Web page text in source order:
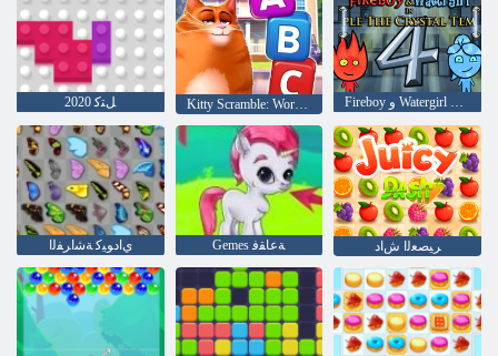
ﻞﺘﻛ 2020 Kitty Scramble: Word Stacks Fireboy ﻭ Watergirl 4: Crystal Temple
ﻱﺍﺩﻮﻴﻛ ﺔﺷﺍﺮﻔﻟﺍ Gemes ﺔﻋﺎﻘﻓ ﺮﻴﺼﻌﻟﺍ ﺵﺍﺩ